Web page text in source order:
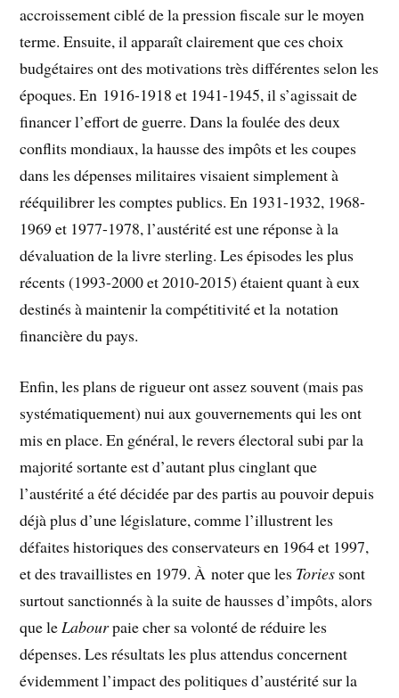
accroissement ciblé de la pression fiscale sur le moyen
terme. Ensuite, il apparaît clairement que ces choix
budgétaires ont des motivations très différentes selon les
époques. En 1916-1918 et 1941-1945, il s’agissait de
financer l’effort de guerre. Dans la foulée des deux
conflits mondiaux, la hausse des impôts et les coupes
dans les dépenses militaires visaient simplement à
rééquilibrer les comptes publics. En 1931-1932, 1968-
1969 et 1977-1978, l’austérité est une réponse à la
dévaluation de la livre sterling. Les épisodes les plus
récents (1993-2000 et 2010-2015) étaient quant à eux
destinés à maintenir la compétitivité et la ­notation
financière du pays.
Enfin, les plans de rigueur ont assez souvent (mais pas
systématiquement) nui aux gouvernements qui les ont
mis en place. En général, le revers électoral subi par la
majorité sortante est d’autant plus cinglant que
l’austérité a été décidée par des partis au pouvoir depuis
déjà plus d’une législature, comme l’illustrent les
défaites historiques des conservateurs en 1964 et 1997,
et des travaillistes en 1979. À noter que les Tories sont
surtout sanctionnés à la suite de hausses d’impôts, alors
que leLabourpaie cher sa volonté de réduire les
dépenses. Les résultats les plus attendus concernent
évidemment l’impact des politiques d’austérité sur la